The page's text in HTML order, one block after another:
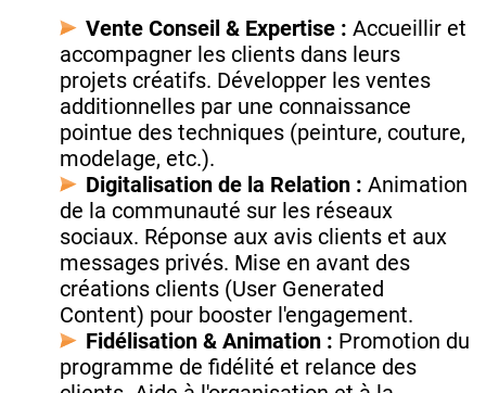
Vente Conseil & Expertise : Accueillir et
accompagner les clients dans leurs
projets créatifs. Développer les ventes
additionnelles par une connaissance
pointue des techniques (peinture, couture,
modelage, etc.).
Digitalisation de la Relation : Animation
de la communauté sur les réseaux
sociaux. Réponse aux avis clients et aux
messages privés. Mise en avant des
créations clients (User Generated
Content) pour booster l'engagement.
Fidélisation & Animation : Promotion du
programme de fidélité et relance des